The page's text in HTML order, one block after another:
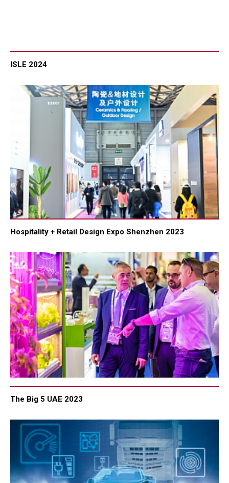
ISLE 2024
Hospitality + Retail Design Expo Shenzhen 2023
The Big 5 UAE 2023